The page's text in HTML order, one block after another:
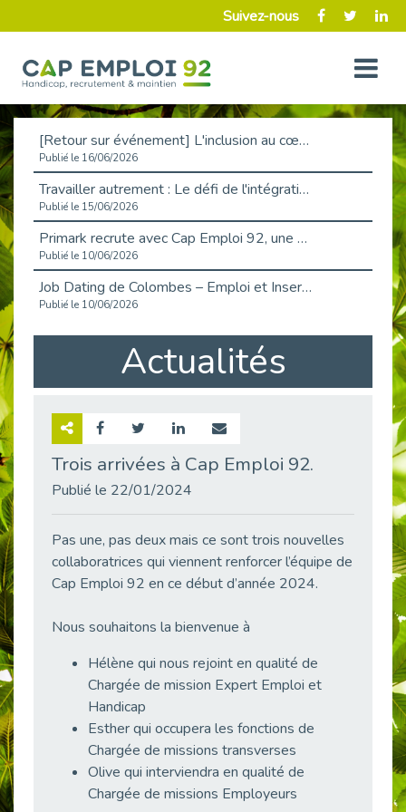
Suivez-nous
[Retour sur événement] L'inclusion au cœur de la Place de l'Emploi à La Défense !
Publié le 16/06/2026
Travailler autrement : Le défi de l'intégration des maladies chroniques en entreprise
Publié le 15/06/2026
Primark recrute avec Cap Emploi 92, une matinée couronnée de succès !
Publié le 10/06/2026
Job Dating de Colombes – Emploi et Insertion
Publié le 10/06/2026
Aborder l'entretien et la situation de handicap en toute confiance
Publié le 09/06/2026
Retour sur l’atelier « Optimiser sa recherche d’emploi »
Publié le 30/05/2026
« Confiance en soi et acceptation du handicap » : un levier puissant vers l’emploi
L’alternance : un levier stratégique pour recruter et inclure durablement
Publié le 18/05/2026
Fibromyalgie : Quand la douleur invisible s’invite au bureau
Publié le 12/05/2026
CAP EMPLOI 92 : L’inclusion portée à son sommet, bien au-delà des quotas
Publié le 12/05/2026
Actualités
Trois arrivées à Cap Emploi 92.
Publié le 22/01/2024
Pas une, pas deux mais ce sont trois nouvelles
collaboratrices qui viennent renforcer l’équipe de
Cap Emploi 92 en ce début d’année 2024.
Nous souhaitons la bienvenue à
Hélène qui nous rejoint en qualité de
Chargée de mission Expert Emploi et
Handicap
Esther qui occupera les fonctions de
Chargée de missions transverses
Olive qui interviendra en qualité de
Chargée de missions Employeurs